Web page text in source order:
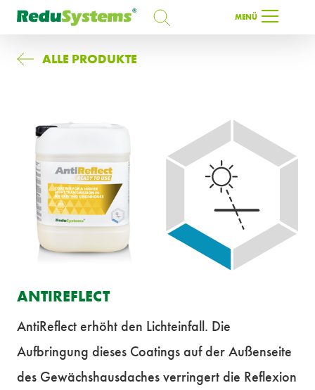
MENÜ
ALLE PRODUKTE
ANTIREFLECT
AntiReflect erhöht den Lichteinfall. Die
Aufbringung dieses Coatings auf der Außenseite
des Gewächshausdaches verringert die Reflexion